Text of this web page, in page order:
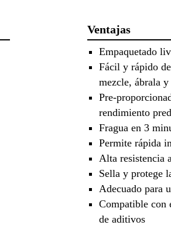
Ventajas
Empaquetado
Fácil y rápido
mezcle, ábrala
Pre-
rendimiento
Fragua en 3
Permite rápida
Alta resistencia
Sella y protege
Adecuado para
Compatible con
de aditivos